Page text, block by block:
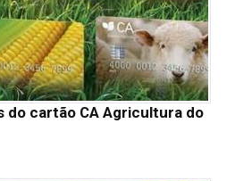
do cartão CA Agricultura do